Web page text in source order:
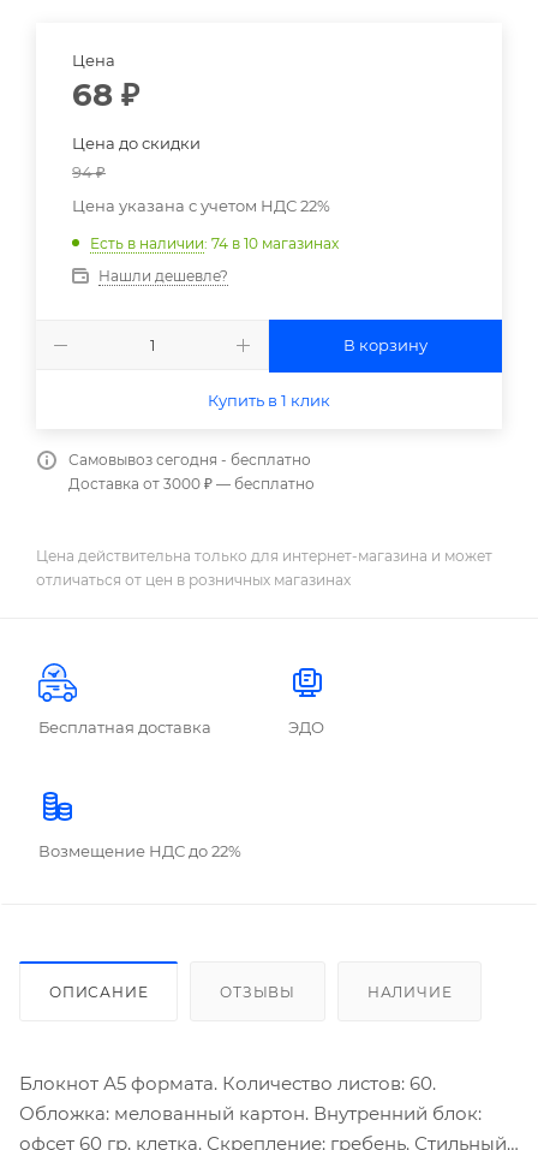
Цена
68 ₽
Цена до скидки
94₽
Цена указана с учетом НДС 22%
Есть в наличии: 74 в 10 магазинах
Нашли дешевле?
В корзину
Купить в 1 клик
Самовывоз сегодня - бесплатно
Доставка от 3000 ₽ — бесплатно
Цена действительна только для интернет-магазина и может
отличаться от цен в розничных магазинах
Бесплатная доставка ЭДО
Возмещение НДС до 22%
ОПИСАНИЕ ОТЗЫВЫ НАЛИЧИЕ
Блокнот А5 формата. Количество листов: 60.
Обложка: мелованный картон. Внутренний блок:
офсет 60 гр, клетка. Скрепление: гребень. Стильный